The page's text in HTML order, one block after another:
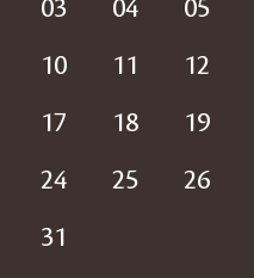
03
04 05
10
11 12
17
18 19
24
25 26
31